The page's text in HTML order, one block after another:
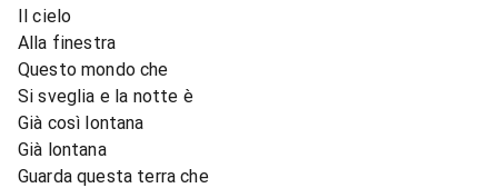
Il cielo
Alla finestra
Questo mondo che
Si sveglia e la notte è
Già così lontana
Già lontana
Guarda questa terra che